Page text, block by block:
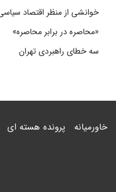
خوانشی از منظر اقتصاد
«محاصره در برابر محاصره»
سه خطای راهبردی تهران
خاورمیانه پرونده هسته ای